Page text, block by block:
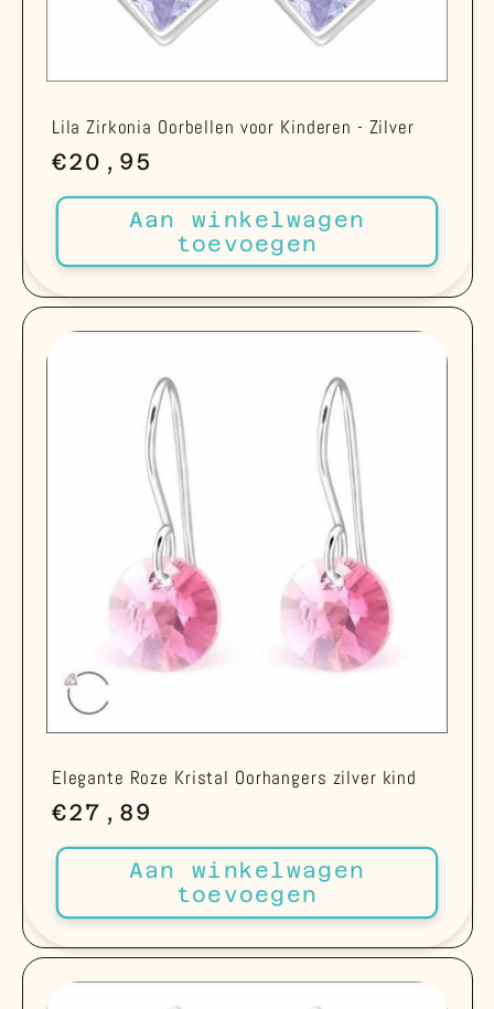
Lila Zirkonia Oorbellen voor Kinderen - Zilver
Normale
prijs
€20,95
Aan winkelwagen
toevoegen
Elegante Roze Kristal Oorhangers zilver kind
Normale
prijs
€27,89
Aan winkelwagen
toevoegen